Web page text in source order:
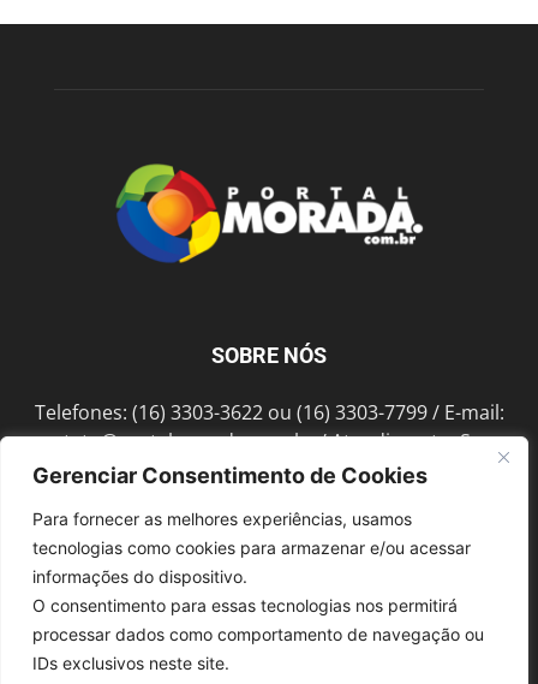
Gerenciar Consentimento de Cookies
Para fornecer as melhores experiências, usamos
tecnologias como cookies para armazenar e/ou acessar
informações do dispositivo.
O consentimento para essas tecnologias nos permitirá
processar dados como comportamento de navegação ou
IDs exclusivos neste site.
SOBRE NÓS
Telefones: (16) 3303-3622 ou (16) 3303-7799 / E-mail:
contato@portalmorada.com.br/ Atendimento: Seg a
Sex das 8h às 18h / Endereço: Av. Bento de Abreu, 889
SIGA-NOS